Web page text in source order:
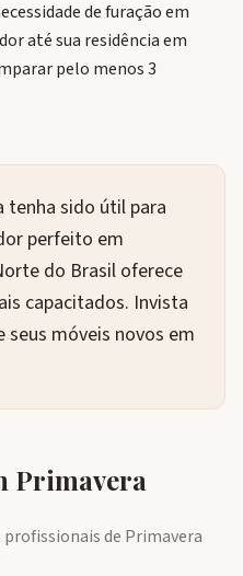
de furação em
até sua residência em
pelo menos 3
tenha sido útil para
perfeito em
do Brasil oferece
capacitados. Invista
móveis novos em
Primavera
de Primavera